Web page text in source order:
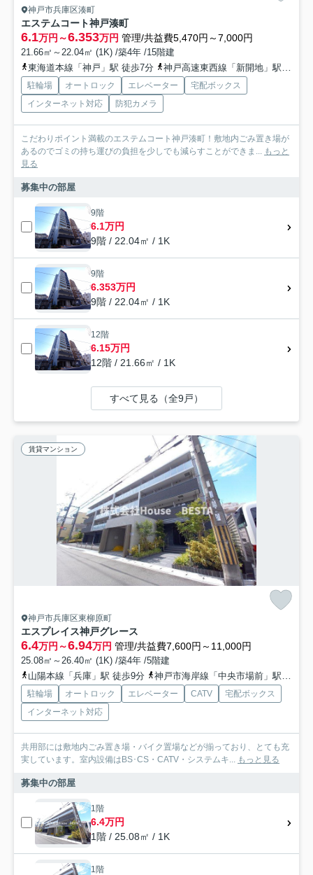
神戸市兵庫区湊町
エステムコート神戸湊町
6.1万円～6.353万円 管理/共益費5,470円～7,000円
21.66㎡～22.04㎡ (1K) /築4年 /15階建
東海道本線「神戸」駅 徒歩7分
神戸高速東西線「新開地」駅 徒歩4分
駐輪場 オートロック エレベーター
宅配ボックス
インターネット対応
防犯カメラ
こだわりポイント満載のエステムコート神戸湊町！敷地内ごみ置き場が
あるのでゴミの持ち運びの負担を少しでも減らすことができま... もっと
見る
募集中の部屋
9階
6.1万円
9階 / 22.04㎡ / 1K
9階
6.353万円
9階 / 22.04㎡ / 1K
12階
6.15万円
12階 / 21.66㎡ / 1K
すべて見る（全9戸）
賃貸マンション
神戸市兵庫区東柳原町
エスプレイス神戸グレース
6.4万円～6.94万円 管理/共益費7,600円～11,000円
25.08㎡～26.40㎡ (1K) /築4年 /5階建
山陽本線「兵庫」駅 徒歩9分
神戸市海岸線「中央市場前」駅 徒歩9分
駐輪場 オートロック エレベーター CATV
宅配ボックス
インターネット対応
共用部には敷地内ごみ置き場・バイク置場などが揃っており、とても充
実しています。室内設備はBS･CS・CATV・システムキ... もっと見る
募集中の部屋
1階
6.4万円
1階 / 25.08㎡ / 1K
1階